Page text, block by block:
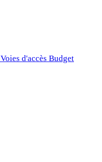
Voies d'accès Budget